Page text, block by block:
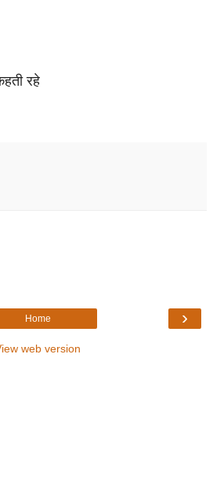
रहे
›
Home
web version